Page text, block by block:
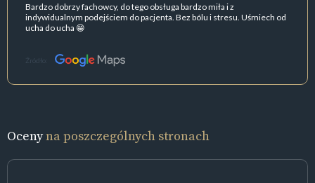
Bardzo dobrzy fachowcy, do tego obsługa bardzo miła i z
indywidualnym podejściem do pacjenta. Bez bólu i stresu. Uśmiech od
ucha do ucha 😁
Źródło:
Ocenyna poszczególnych stronach